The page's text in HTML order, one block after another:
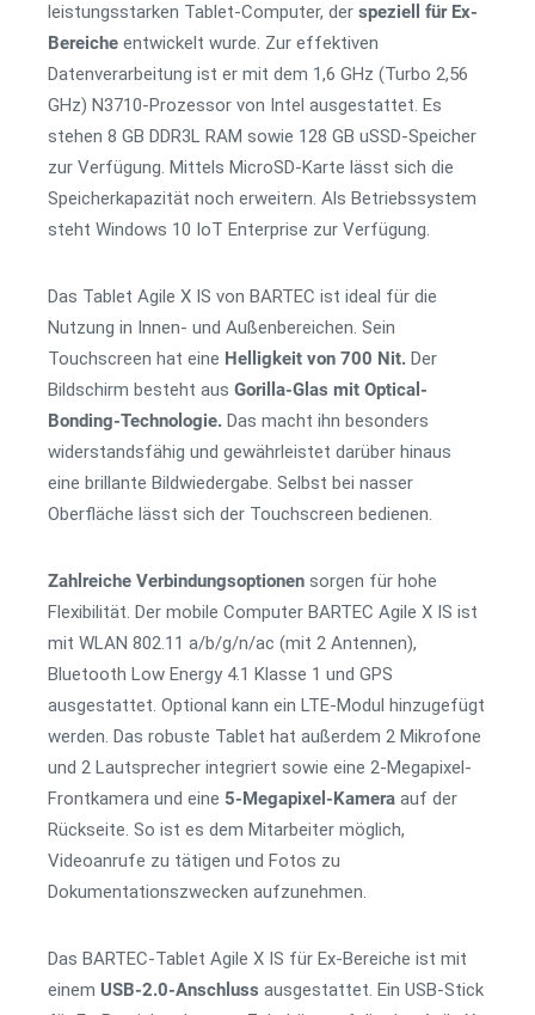
leistungsstarken Tablet-Computer, der speziell für Ex-
Bereiche entwickelt wurde. Zur effektiven
Datenverarbeitung ist er mit dem 1,6 GHz (Turbo 2,56
GHz) N3710-Prozessor von Intel ausgestattet. Es
stehen 8 GB DDR3L RAM sowie 128 GB uSSD-Speicher
zur Verfügung. Mittels MicroSD-Karte lässt sich die
Speicherkapazität noch erweitern. Als Betriebssystem
steht Windows 10 IoT Enterprise zur Verfügung.
Das Tablet Agile X IS von BARTEC ist ideal für die
Nutzung in Innen- und Außenbereichen. Sein
Touchscreen hat eine Helligkeit von 700 Nit. Der
Bildschirm besteht aus Gorilla-Glas mit Optical-
Bonding-Technologie. Das macht ihn besonders
widerstandsfähig und gewährleistet darüber hinaus
eine brillante Bildwiedergabe. Selbst bei nasser
Oberfläche lässt sich der Touchscreen bedienen.
Zahlreiche Verbindungsoptionen sorgen für hohe
Flexibilität. Der mobile Computer BARTEC Agile X IS ist
mit WLAN 802.11 a/b/g/n/ac (mit 2 Antennen),
Bluetooth Low Energy 4.1 Klasse 1 und GPS
ausgestattet. Optional kann ein LTE-Modul hinzugefügt
werden. Das robuste Tablet hat außerdem 2 Mikrofone
und 2 Lautsprecher integriert sowie eine 2-Megapixel-
Frontkamera und eine 5-Megapixel-Kamera auf der
Rückseite. So ist es dem Mitarbeiter möglich,
Videoanrufe zu tätigen und Fotos zu
Dokumentationszwecken aufzunehmen.
Das BARTEC-Tablet Agile X IS für Ex-Bereiche ist mit
einem USB-2.0-Anschluss ausgestattet. Ein USB-Stick